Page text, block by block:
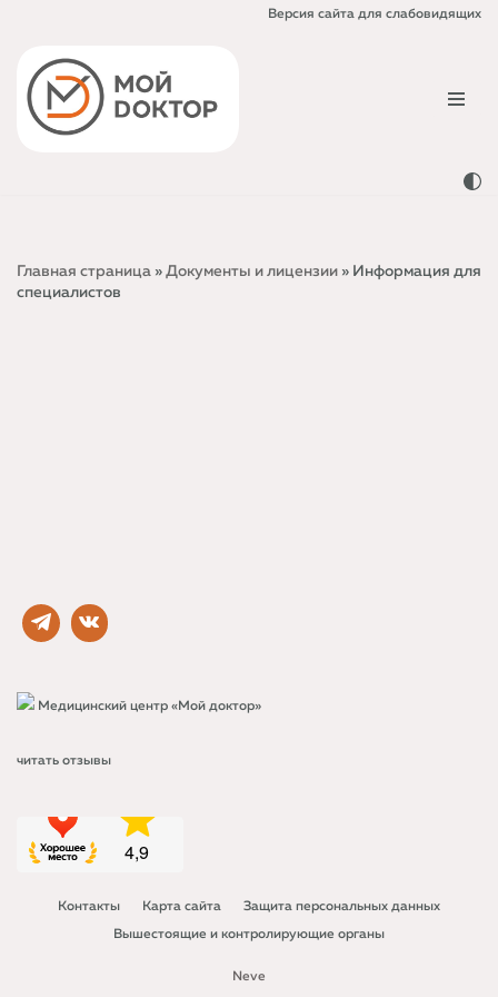
Перейти
содержимому
Версия сайта для слабовидящих
Главная страница » Документы и лицензии » Информация для
специалистов
Медицинский центр «Мой доктор»
читать отзывы
Контакты Карта сайта Защита персональных данных
Вышестоящие и контролирующие органы
Neve